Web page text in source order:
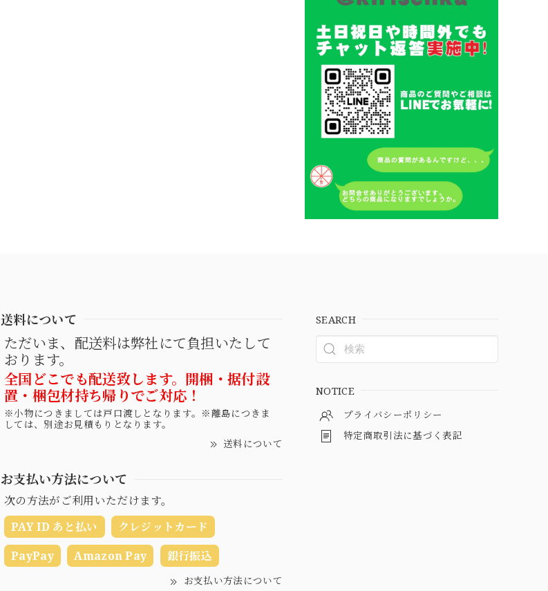
送料について
ただいま、配送料は弊社にて負担いたして
おります。
全国どこでも配送致します。開梱・据付設
置・梱包材持ち帰りでご対応！
※小物につきましては戸口渡しとなります。※離島につきま
しては、別途お見積もりとなります。
送料について
お支払い方法について
次の方法がご利用いただけます。
PAY ID あと払い
クレジットカード
PayPay
Amazon Pay 銀行振込
お支払い方法について
SEARCH
NOTICE
プライバシーポリシー
特定商取引法に基づく表記